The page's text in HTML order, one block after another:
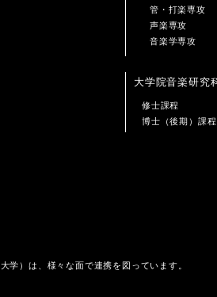
管・打楽専攻
声楽専攻
音楽学専攻
大学院音楽研究
修士課程
博士（後期）課程
学）は、様々な面で連携を図っています。